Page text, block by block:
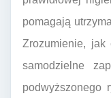
pomagają
Zrozumienie,
samodzielne
podwyższonego